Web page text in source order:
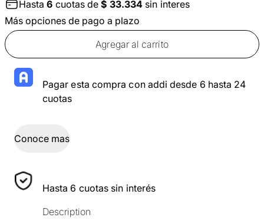
Hasta6 cuotas de$ 33.334 sin interes
Más opciones de pago a plazo
Agregar al carrito
Pagar esta compra con addi desde 6 hasta 24
cuotas
Conoce mas
Hasta 6 cuotas sin interés
Description